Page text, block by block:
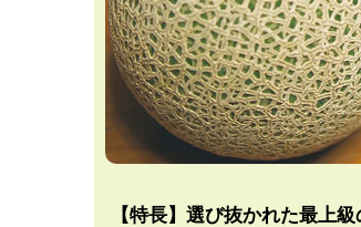
【特長】選び抜かれた最上